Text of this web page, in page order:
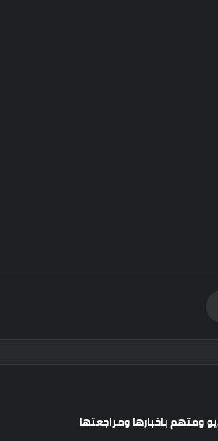
ومتهم باخبارها ومراجعتها